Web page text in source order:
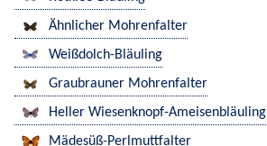
Ähnlicher Mohrenfalter
Weißdolch-Bläuling
Graubrauner Mohrenfalter
Heller Wiesenknopf-Ameisenbläuling
Mädesüß-Perlmuttfalter